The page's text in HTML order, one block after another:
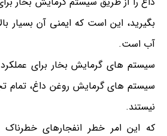
بگیرید، این است که ایمنی آن بسیار
آب است.
سیستم های گرمایش بخار برای عملکرد
سیستم های گرمایش روغن داغ، تمام
نیستند.
که این امر خطر انفجارهای